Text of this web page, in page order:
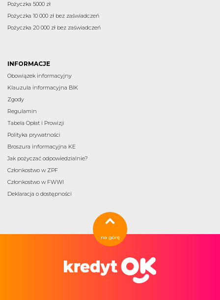
Pożyczka 5000 zł
Pożyczka 10 000 zł bez zaświadczeń
Pożyczka 20 000 zł bez zaświadczeń
INFORMACJE
Obowiązek informacyjny
Klauzula informacyjna BIK
Zgody
Regulamin
Tabela Opłat i Prowizji
Polityka prywatności
Broszura informacyjna KE
Jak pożyczać odpowiedzialnie?
Członkostwo w ZPF
Członkostwo w FWWI
Deklaracja o dostępności
na górę